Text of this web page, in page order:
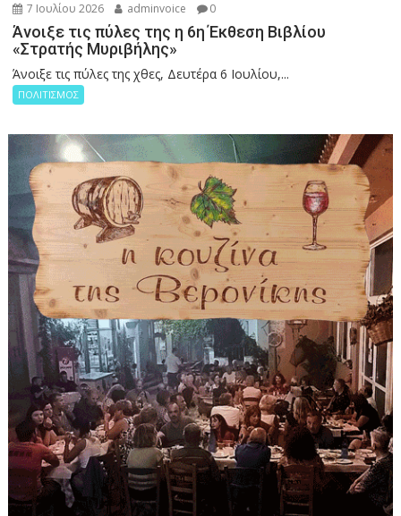
7 Ιουλίου 2026 adminvoice 0
Άνοιξε τις πύλες της η 6η Έκθεση Βιβλίου
«Στρατής Μυριβήλης»
Άνοιξε τις πύλες της χθες, Δευτέρα 6 Ιουλίου,...
ΠΟΛΙΤΙΣΜΟΣ